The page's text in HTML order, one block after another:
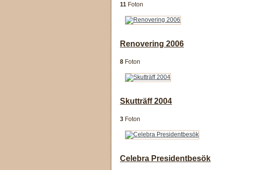
11 Foton
Renovering 2006
8 Foton
Skutträff 2004
3 Foton
Celebra Presidentbesök